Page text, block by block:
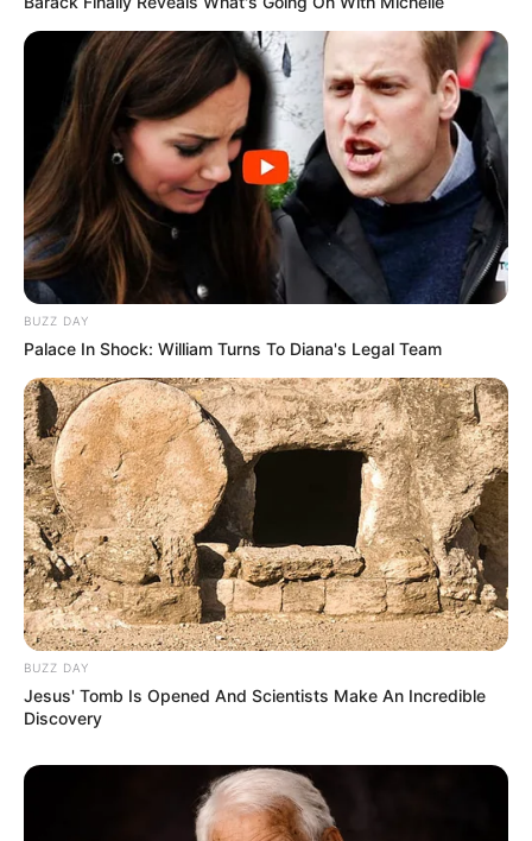
BUZZ DAY
Palace In Shock: William Turns To Diana's Legal Team
BUZZ DAY
Jesus' Tomb Is Opened And Scientists Make An Incredible
Discovery